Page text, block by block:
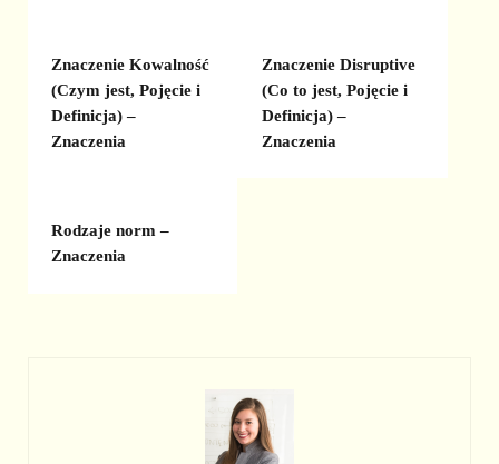
Znaczenie Kowalność
(Czym jest, Pojęcie i
Definicja) –
Znaczenia
Znaczenie Disruptive
(Co to jest, Pojęcie i
Definicja) –
Znaczenia
Rodzaje norm –
Znaczenia